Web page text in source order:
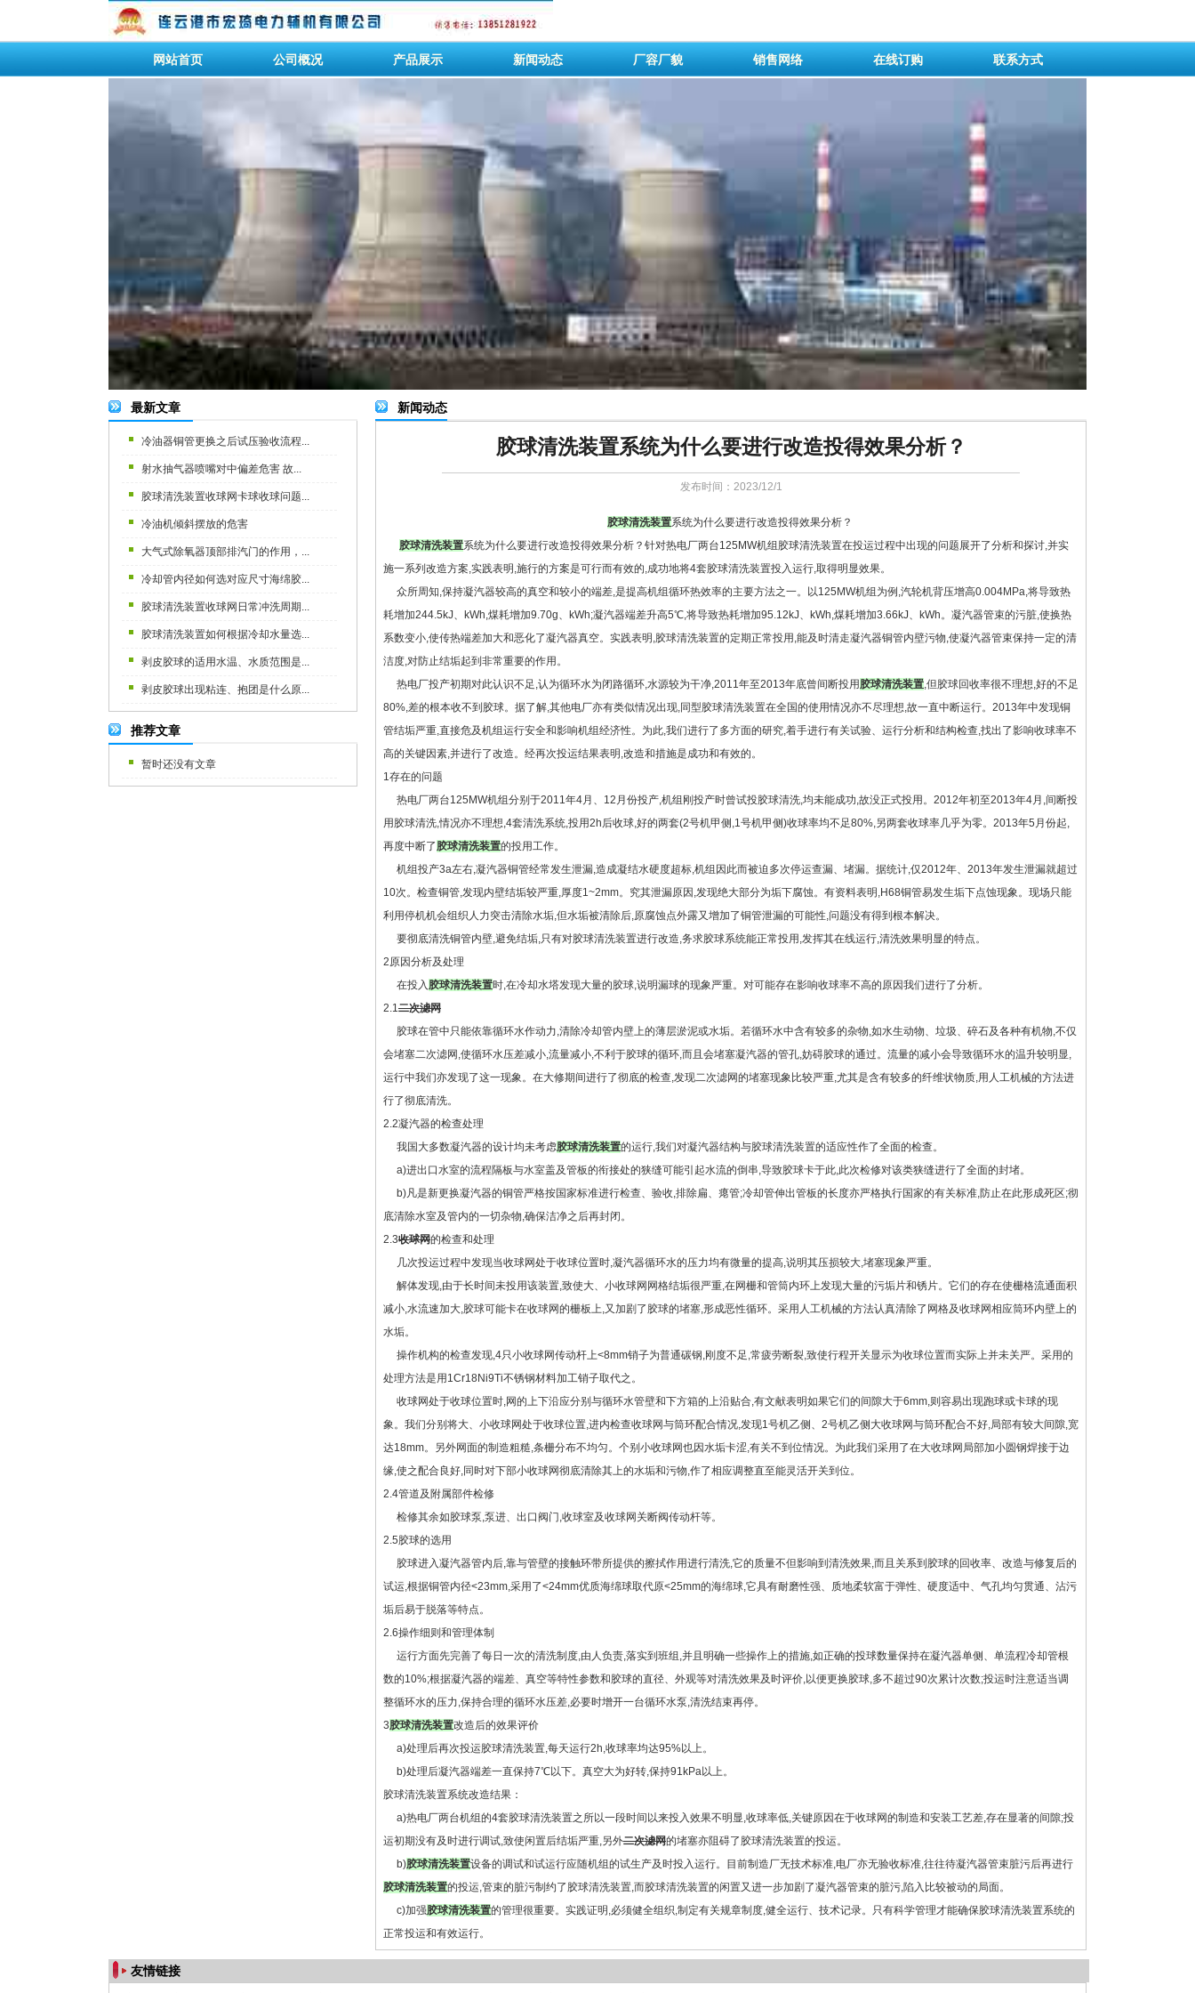
网站首页 公司概况 产品展示 新闻动态 厂容厂貌 销售网络 在线订购 联系方式
最新文章
冷油器铜管更换之后试压验收流程...
射水抽气器喷嘴对中偏差危害 故...
胶球清洗装置收球网卡球收球问题...
冷油机倾斜摆放的危害
大气式除氧器顶部排汽门的作用，...
冷却管内径如何选对应尺寸海绵胶...
胶球清洗装置收球网日常冲洗周期...
胶球清洗装置如何根据冷却水量选...
剥皮胶球的适用水温、水质范围是...
剥皮胶球出现粘连、抱团是什么原...
推荐文章
暂时还没有文章
新闻动态
胶球清洗装置系统为什么要进行改造投得效果分析？
发布时间：2023/12/1
胶球清洗装置系统为什么要进行改造投得效果分析？
胶球清洗装置系统为什么要进行改造投得效果分析？针对热电厂两台125MW机组胶球清洗装置在投运过程中出现的问题展开了分析和探讨,并实
施一系列改造方案,实践表明,施行的方案是可行而有效的,成功地将4套胶球清洗装置投入运行,取得明显效果。
众所周知,保持凝汽器较高的真空和较小的端差,是提高机组循环热效率的主要方法之一。以125MW机组为例,汽轮机背压增高0.004MPa,将导致热
耗增加244.5kJ、kWh,煤耗增加9.70g、kWh;凝汽器端差升高5℃,将导致热耗增加95.12kJ、kWh,煤耗增加3.66kJ、kWh。凝汽器管束的污脏,使换热
系数变小,使传热端差加大和恶化了凝汽器真空。实践表明,胶球清洗装置的定期正常投用,能及时清走凝汽器铜管内壁污物,使凝汽器管束保持一定的清
洁度,对防止结垢起到非常重要的作用。
热电厂投产初期对此认识不足,认为循环水为闭路循环,水源较为干净,2011年至2013年底曾间断投用 胶球清洗装置,但胶球回收率很不理想,好的不足
80%,差的根本收不到胶球。据了解,其他电厂亦有类似情况出现,同型胶球清洗装置在全国的使用情况亦不尽理想,故一直中断运行。2013年中发现铜
管结垢严重,直接危及机组运行安全和影响机组经济性。为此,我们进行了多方面的研究,着手进行有关试验、运行分析和结构检查,找出了影响收球率不
高的关键因素,并进行了改造。经再次投运结果表明,改造和措施是成功和有效的。
1存在的问题
热电厂两台125MW机组分别于2011年4月、12月份投产,机组刚投产时曾试投胶球清洗,均未能成功,故没正式投用。2012年初至2013年4月,间断投
用胶球清洗,情况亦不理想,4套清洗系统,投用2h后收球,好的两套(2号机甲侧,1号机甲侧)收球率均不足80%,另两套收球率几乎为零。2013年5月份起,
再度中断了 胶球清洗装置的投用工作。
机组投产3a左右,凝汽器铜管经常发生泄漏,造成凝结水硬度超标,机组因此而被迫多次停运查漏、堵漏。据统计,仅2012年、2013年发生泄漏就超过
10次。检查铜管,发现内壁结垢较严重,厚度1~2mm。究其泄漏原因,发现绝大部分为垢下腐蚀。有资料表明,H68铜管易发生垢下点蚀现象。现场只能
利用停机机会组织人力突击清除水垢,但水垢被清除后,原腐蚀点外露又增加了铜管泄漏的可能性,问题没有得到根本解决。
要彻底清洗铜管内壁,避免结垢,只有对胶球清洗装置进行改造,务求胶球系统能正常投用,发挥其在线运行,清洗效果明显的特点。
2原因分析及处理
在投入 胶球清洗装置时,在冷却水塔发现大量的胶球,说明漏球的现象严重。对可能存在影响收球率不高的原因我们进行了分析。
2.1二次滤网
胶球在管中只能依靠循环水作动力,清除冷却管内壁上的薄层淤泥或水垢。若循环水中含有较多的杂物,如水生动物、垃圾、碎石及各种有机物,不仅
会堵塞二次滤网,使循环水压差减小,流量减小,不利于胶球的循环,而且会堵塞凝汽器的管孔,妨碍胶球的通过。流量的减小会导致循环水的温升较明显,
运行中我们亦发现了这一现象。在大修期间进行了彻底的检查,发现二次滤网的堵塞现象比较严重,尤其是含有较多的纤维状物质,用人工机械的方法进
行了彻底清洗。
2.2凝汽器的检查处理
我国大多数凝汽器的设计均未考虑胶球清洗装置的运行,我们对凝汽器结构与胶球清洗装置的适应性作了全面的检查。
a)进出口水室的流程隔板与水室盖及管板的衔接处的狭缝可能引起水流的倒串,导致胶球卡于此,此次检修对该类狭缝进行了全面的封堵。
b)凡是新更换凝汽器的铜管严格按国家标准进行检查、验收,排除扁、瘪管;冷却管伸出管板的长度亦严格执行国家的有关标准,防止在此形成死区;彻
底清除水室及管内的一切杂物,确保洁净之后再封闭。
2.3收球网的检查和处理
几次投运过程中发现当收球网处于收球位置时,凝汽器循环水的压力均有微量的提高,说明其压损较大,堵塞现象严重。
解体发现,由于长时间未投用该装置,致使大、小收球网网格结垢很严重,在网栅和管筒内环上发现大量的污垢片和锈片。它们的存在使栅格流通面积
减小,水流速加大,胶球可能卡在收球网的栅板上,又加剧了胶球的堵塞,形成恶性循环。采用人工机械的方法认真清除了网格及收球网相应筒环内壁上的
水垢。
操作机构的检查发现,4只小收球网传动杆上<8mm销子为普通碳钢,刚度不足,常疲劳断裂,致使行程开关显示为收球位置而实际上并未关严。采用的
处理方法是用1Cr18Ni9Ti不锈钢材料加工销子取代之。
收球网处于收球位置时,网的上下沿应分别与循环水管壁和下方箱的上沿贴合,有文献表明如果它们的间隙大于6mm,则容易出现跑球或卡球的现
象。我们分别将大、小收球网处于收球位置,进内检查收球网与筒环配合情况,发现1号机乙侧、2号机乙侧大收球网与筒环配合不好,局部有较大间隙,宽
达18mm。另外网面的制造粗糙,条栅分布不均匀。个别小收球网也因水垢卡涩,有关不到位情况。为此我们采用了在大收球网局部加小圆钢焊接于边
缘,使之配合良好,同时对下部小收球网彻底清除其上的水垢和污物,作了相应调整直至能灵活开关到位。
2.4管道及附属部件检修
检修其余如胶球泵,泵进、出口阀门,收球室及收球网关断阀传动杆等。
2.5胶球的选用
胶球进入凝汽器管内后,靠与管壁的接触环带所提供的擦拭作用进行清洗,它的质量不但影响到清洗效果,而且关系到胶球的回收率、改造与修复后的
试运,根据铜管内径<23mm,采用了<24mm优质海绵球取代原<25mm的海绵球,它具有耐磨性强、质地柔软富于弹性、硬度适中、气孔均匀贯通、沾污
垢后易于脱落等特点。
2.6操作细则和管理体制
运行方面先完善了每日一次的清洗制度,由人负责,落实到班组,并且明确一些操作上的措施,如正确的投球数量保持在凝汽器单侧、单流程冷却管根
数的10%;根据凝汽器的端差、真空等特性参数和胶球的直径、外观等对清洗效果及时评价,以便更换胶球,多不超过90次累计次数;投运时注意适当调
整循环水的压力,保持合理的循环水压差,必要时增开一台循环水泵,清洗结束再停。
3胶球清洗装置改造后的效果评价
a)处理后再次投运胶球清洗装置,每天运行2h,收球率均达95%以上。
b)处理后凝汽器端差一直保持7℃以下。真空大为好转,保持91kPa以上。
胶球清洗装置系统改造结果：
a)热电厂两台机组的4套胶球清洗装置之所以一段时间以来投入效果不明显,收球率低,关键原因在于收球网的制造和安装工艺差,存在显著的间隙;投
运初期没有及时进行调试,致使闲置后结垢严重,另外二次滤网的堵塞亦阻碍了胶球清洗装置的投运。
b)胶球清洗装置设备的调试和试运行应随机组的试生产及时投入运行。目前制造厂无技术标准,电厂亦无验收标准,往往待凝汽器管束脏污后再进行
胶球清洗装置的投运,管束的脏污制约了胶球清洗装置,而胶球清洗装置的闲置又进一步加剧了凝汽器管束的脏污,陷入比较被动的局面。
c)加强胶球清洗装置的管理很重要。实践证明,必须健全组织,制定有关规章制度,健全运行、技术记录。只有科学管理才能确保胶球清洗装置系统的
正常投运和有效运行。
友情链接